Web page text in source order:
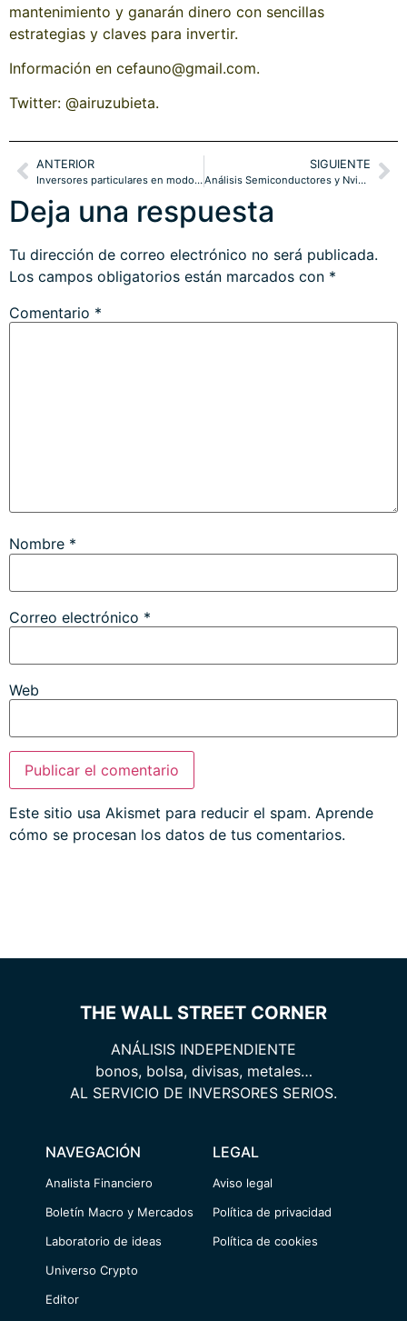
mantenimiento y ganarán dinero con sencillas
estrategias y claves para invertir.
Información en cefauno@gmail.com.
Twitter: @airuzubieta.
ANTERIOR
Inversores particulares en modo FOMO ultra especulativo vs Insiders. Bolsas
SIGUIENTE
Análisis Semiconductores y Nvidia. Prima de riesgo y trampa pauloviana
Deja una respuesta
Tu dirección de correo electrónico no será publicada.
Los campos obligatorios están marcados con *
Comentario *
Nombre *
Correo electrónico *
Web
Este sitio usa Akismet para reducir el spam. Aprende
cómo se procesan los datos de tus comentarios.
THE WALL STREET CORNER
ANÁLISIS INDEPENDIENTE
bonos, bolsa, divisas, metales…
AL SERVICIO DE INVERSORES SERIOS.
NAVEGACIÓN
Analista Financiero
Boletín Macro y Mercados
Laboratorio de ideas
Universo Crypto
Editor
LEGAL
Aviso legal
Política de privacidad
Política de cookies